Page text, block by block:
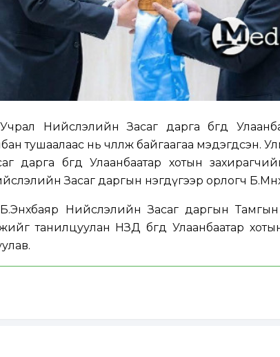
Нийслэлийн Засаг дарга бөгөөд
тушаалаас нь чөлөөлж байгаагаа мэдэгдсэн.
дарга бөгөөд Улаанбаатар хотын
Засаг даргын нэгдүгээр орлогч
Нийслэлийн Засаг даргын Тамгын
танилцуулан НЗД бөгөөд Улаанбаатар